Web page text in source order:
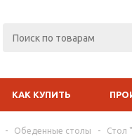
КАК КУПИТЬ
- Обеденные столы - Стол